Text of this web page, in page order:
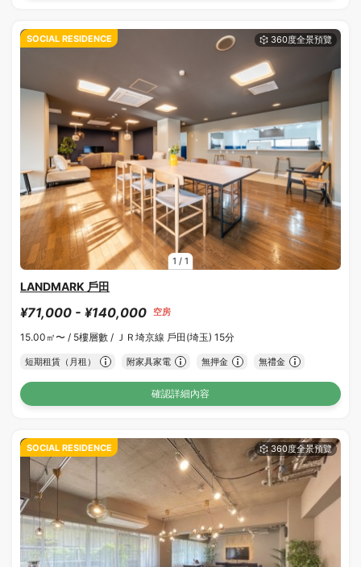
1 / 1
SOCIAL RESIDENCE
LANDMARK 戶田
¥71,000 - ¥140,000 空房
15.00㎡〜 / 5樓層數 / ＪＲ埼京線 戶田(埼玉) 15分
短期租賃（月租） 附家具家電 無押金 無禮金
確認詳細內容
SOCIAL RESIDENCE